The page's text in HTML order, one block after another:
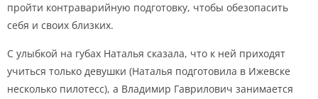
пройти контраварийную подготовку, чтобы обезопасить
себя и своих близких.
С улыбкой на губах Наталья сказала, что к ней приходят
учиться только девушки (Наталья подготовила в Ижевске
несколько пилотесс), а Владимир Гаврилович занимается